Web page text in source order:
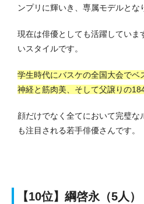
ンプリに輝いき、専属モデルとな
現在は俳優としても活躍していま
いスタイルです。
学生時代にバスケの全国大会でベ
神経と筋肉美、 そして父譲りの
顔だけでなく全てにおいて完璧な
も注目される若手俳優さんです。
【10位】綱啓永（5人）